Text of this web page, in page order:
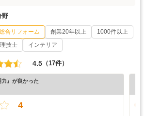
野
合リフォーム 創業20年以上
1000件以上
技士 インテリア
4.5 （17件）
力』が良かった
4